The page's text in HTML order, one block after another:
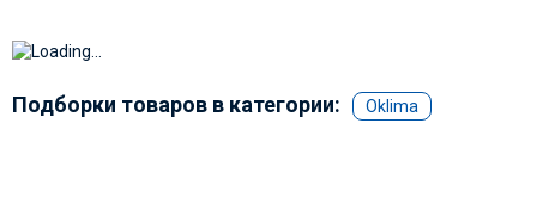
Подборки товаров в категории: Oklima